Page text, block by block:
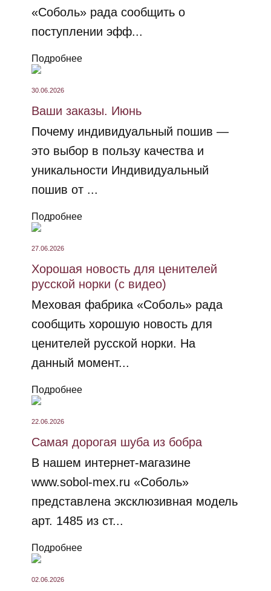
«Соболь» рада сообщить о
поступлении эфф...
Подробнее
30.06.2026
Ваши заказы. Июнь
Почему индивидуальный пошив —
это выбор в пользу качества и
уникальности Индивидуальный
пошив от ...
Подробнее
27.06.2026
Хорошая новость для ценителей
русской норки (с видео)
Меховая фабрика «Соболь» рада
сообщить хорошую новость для
ценителей русской норки. На
данный момент...
Подробнее
22.06.2026
Самая дорогая шуба из бобра
В нашем интернет-магазине
www.sobol-mex.ru «Соболь»
представлена эксклюзивная модель
арт. 1485 из ст...
Подробнее
02.06.2026